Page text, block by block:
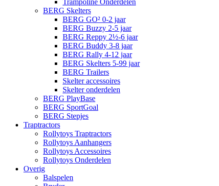
Trampoline Onderdelen
BERG Skelters
BERG GO² 0-2 jaar
BERG Buzzy 2-5 jaar
BERG Reppy 2½-6 jaar
BERG Buddy 3-8 jaar
BERG Rally 4-12 jaar
BERG Skelters 5-99 jaar
BERG Trailers
Skelter accessoires
Skelter onderdelen
BERG PlayBase
BERG SportGoal
BERG Stepjes
Traptractors
Rollytoys Traptractors
Rollytoys Aanhangers
Rollytoys Accessoires
Rollytoys Onderdelen
Overig
Balspelen